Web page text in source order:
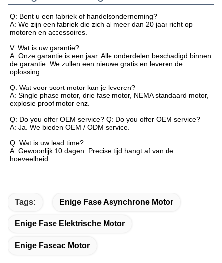
Q: Bent u een fabriek of handelsonderneming?
A: We zijn een fabriek die zich al meer dan 20 jaar richt op
motoren en accessoires.
V: Wat is uw garantie?
A: Onze garantie is een jaar. Alle onderdelen beschadigd binnen
de garantie. We zullen een nieuwe gratis en leveren de
oplossing.
Q: Wat voor soort motor kan je leveren?
A: Single phase motor, drie fase motor, NEMA standaard motor,
explosie proof motor enz.
Q: Do you offer OEM service? Q: Do you offer OEM service?
A: Ja. We bieden OEM / ODM service.
Q: Wat is uw lead time?
A: Gewoonlijk 10 dagen. Precise tijd hangt af van de
hoeveelheid.
Tags: Enige Fase Asynchrone Motor
Enige Fase Elektrische Motor
Enige Faseac Motor